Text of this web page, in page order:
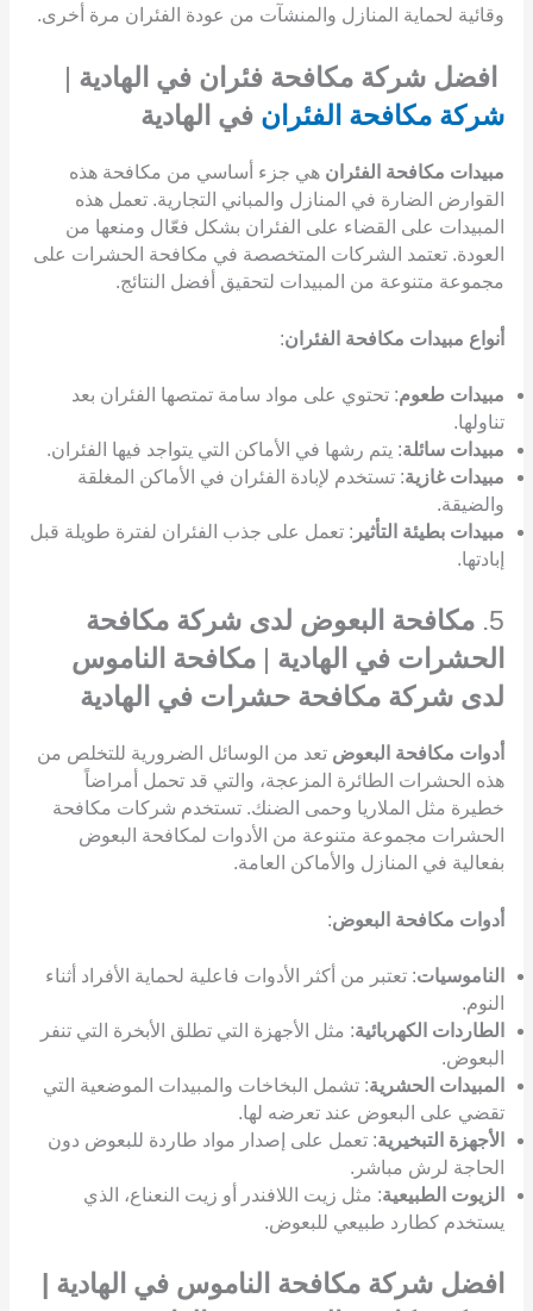
وقائية لحماية المنازل والمنشآت من عودة الفئران مرة أخرى.
افضل شركة مكافحة فئران في الهادية |
شركة مكافحة الفئران في الهادية
مبيدات مكافحة الفئران هي جزء أساسي من مكافحة هذه
القوارض الضارة في المنازل والمباني التجارية. تعمل هذه
المبيدات على القضاء على الفئران بشكل فعّال ومنعها من
العودة. تعتمد الشركات المتخصصة في مكافحة الحشرات على
مجموعة متنوعة من المبيدات لتحقيق أفضل النتائج.
أنواع مبيدات مكافحة الفئران:
مبيدات طعوم: تحتوي على مواد سامة تمتصها الفئران بعد
تناولها.
مبيدات سائلة: يتم رشها في الأماكن التي يتواجد فيها الفئران.
مبيدات غازية: تستخدم لإبادة الفئران في الأماكن المغلقة
والضيقة.
مبيدات بطيئة التأثير : تعمل على جذب الفئران لفترة طويلة قبل
إبادتها.
5. مكافحة البعوض لدى شركة مكافحة
الحشرات في الهادية | مكافحة الناموس
لدى شركة مكافحة حشرات في الهادية
أدوات مكافحة البعوض تعد من الوسائل الضرورية للتخلص من
هذه الحشرات الطائرة المزعجة، والتي قد تحمل أمراضاً
خطيرة مثل الملاريا وحمى الضنك. تستخدم شركات مكافحة
الحشرات مجموعة متنوعة من الأدوات لمكافحة البعوض
بفعالية في المنازل والأماكن العامة.
أدوات مكافحة البعوض:
الناموسيات: تعتبر من أكثر الأدوات فاعلية لحماية الأفراد أثناء
النوم.
الطاردات الكهربائية: مثل الأجهزة التي تطلق الأبخرة التي تنفر
البعوض.
المبيدات الحشرية: تشمل البخاخات والمبيدات الموضعية التي
تقضي على البعوض عند تعرضه لها.
الأجهزة التبخيرية: تعمل على إصدار مواد طاردة للبعوض دون
الحاجة لرش مباشر.
الزيوت الطبيعية: مثل زيت اللافندر أو زيت النعناع، الذي
يستخدم كطارد طبيعي للبعوض.
افضل شركة مكافحة الناموس في الهادية |